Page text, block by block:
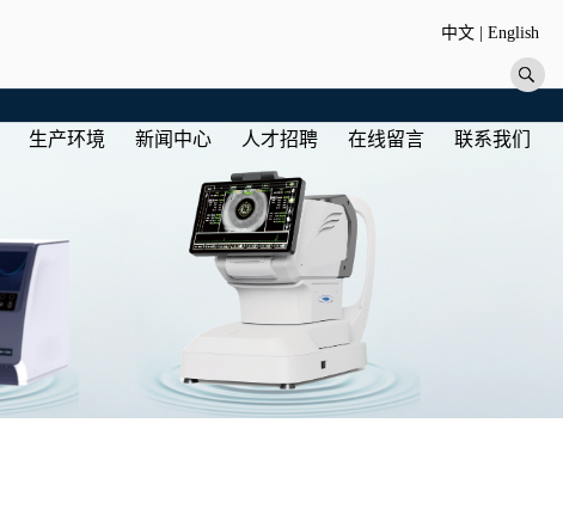
中文 | English
生产环境 新闻中心 人才招聘 在线留言 联系我们